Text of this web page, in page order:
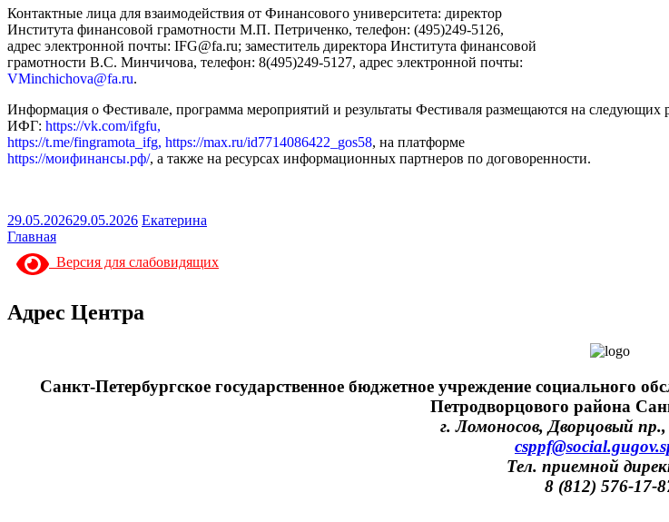
Контактные лица для взаимодействия от Финансового университета: директор
Института финансовой грамотности М.П. Петриченко, телефон: (495)249-5126,
адрес электронной почты: IFG@fa.ru; заместитель директора Института финансовой
грамотности В.С. Минчичова, телефон: 8(495)249-5127, адрес электронной почты:
VMinchichova@fa.ru.
Информация о Фестивале, программа мероприятий и результаты Фестиваля размещаются на
ИФГ: https://vk.com/ifgfu,
https://t.me/fingramota_ifg, https://max.ru/id7714086422_gos58, на платформе
https://моифинансы.рф/, а также на ресурсах информационных партнеров по договоренности.
29.05.202629.05.2026 Екатерина
Главная
Версия для слабовидящих
Адрес Центра
Санкт-Петербургское государственное бюджетное учреждение социального
Петродворцового района
г. Ломоносов, Дворцовый
Тел. приемной
8 (812) 576-17-